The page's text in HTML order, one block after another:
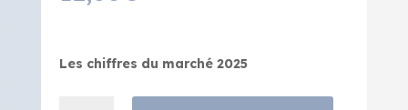
Les chiffres du marché 2025